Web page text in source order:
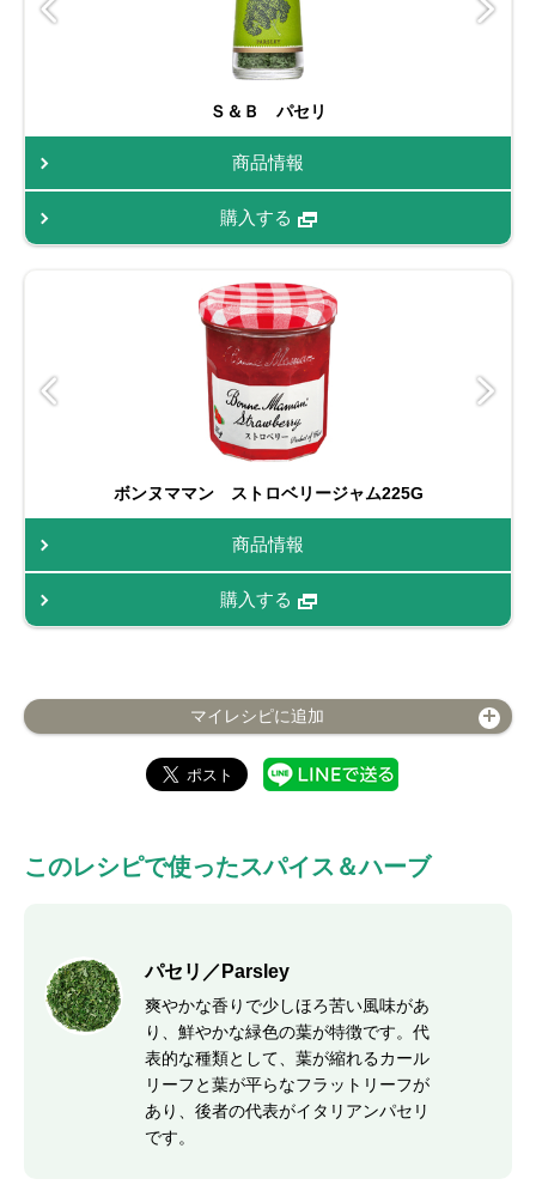
Ｓ＆Ｂ パセリ
商品情報
購入する
ボンヌママン ストロベリージャム225G
商品情報
購入する
マイレシピに追加
このレシピで使ったスパイス＆ハーブ
パセリ／Parsley
爽やかな香りで少しほろ苦い風味があ
り、鮮やかな緑色の葉が特徴です。代
表的な種類として、葉が縮れるカール
リーフと葉が平らなフラットリーフが
あり、後者の代表がイタリアンパセリ
です。